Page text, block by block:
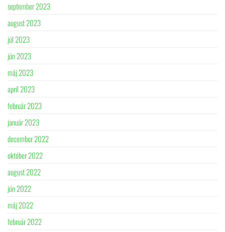
september 2023
august 2023
júl 2023
jún 2023
máj 2023
apríl 2023
február 2023
január 2023
december 2022
október 2022
august 2022
jún 2022
máj 2022
február 2022